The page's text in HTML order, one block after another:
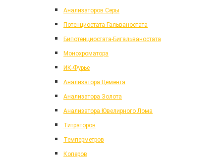
Анализаторов Серы
Потенциостата Гальваностата
Бипотенциостата-Бигальваностата
Монохроматора
ИК-Фурье
Анализатора Цемента
Анализатора Золота
Анализатора Ювелирного Лома
Титраторов
Темперметров
Коперов